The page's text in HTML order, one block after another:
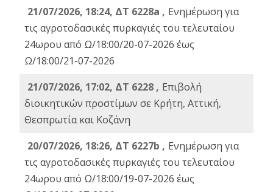
21/07/2026, 18:24, ΔΤ 6228a , Ενημέρωση για
τις αγροτοδασικές πυρκαγιές του τελευταίου
24ωρου από Ω/18:00/20-07-2026 έως
Ω/18:00/21-07-2026
21/07/2026, 17:02, ΔΤ 6228 , Επιβολή
διοικητικών προστίμων σε Κρήτη, Αττική,
Θεσπρωτία και Κοζάνη
20/07/2026, 18:26, ΔΤ 6227b , Ενημέρωση για
τις αγροτοδασικές πυρκαγιές του τελευταίου
24ωρου από Ω/18:00/19-07-2026 έως